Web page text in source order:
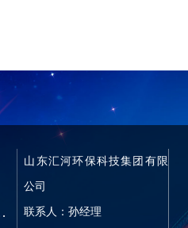
堰
山东汇河环保科技集团有限
公司
联系人：孙经理